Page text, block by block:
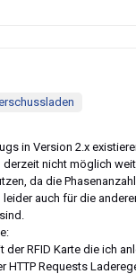
in Version 2.x
nicht möglich
da die
auch für die
der RFID Karte die ich
HTTP Requests